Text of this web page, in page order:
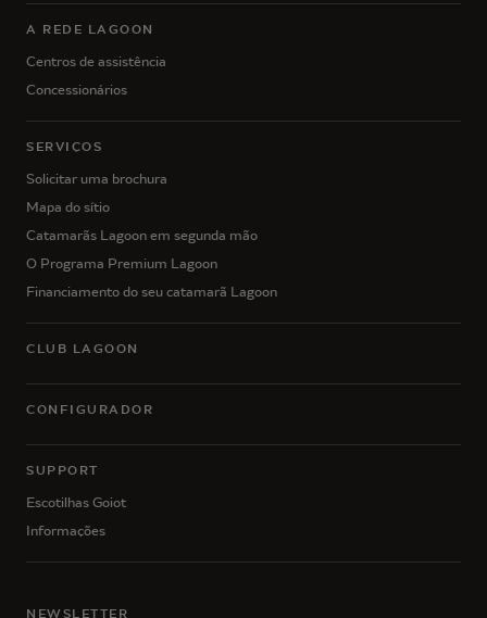
A REDE LAGOON
Centros de assistência
Concessionários
SERVIÇOS
Solicitar uma brochura
Mapa do sítio
Catamarãs Lagoon em segunda mão
O Programa Premium Lagoon
Financiamento do seu catamarã Lagoon
CLUB LAGOON
CONFIGURADOR
SUPPORT
Escotilhas Goiot
Informações
NEWSLETTER